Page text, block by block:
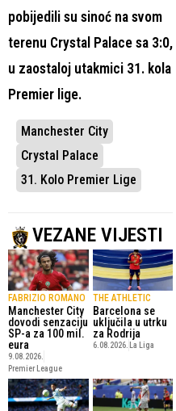
pobijedili su sinoć na svom
terenu Crystal Palace sa 3:0,
u zaostaloj utakmici 31. kola
Premier lige.
Manchester City
Crystal Palace
31. Kolo Premier Lige
VEZANE VIJESTI
FABRIZIO ROMANO
Manchester City
dovodi senzaciju
SP-a za 100 mil.
eura
9.08.2026.
Premier League
THE ATHLETIC
Barcelona se
uključila u utrku
za Rodrija
6.08.2026. La Liga